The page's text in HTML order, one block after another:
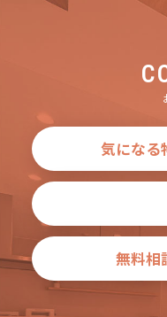
気になる
無料相